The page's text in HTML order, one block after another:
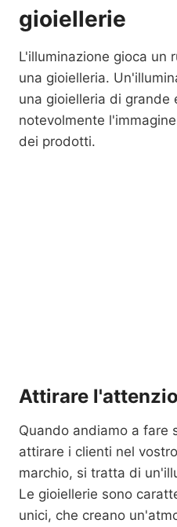
gioiellerie
L'illuminazione gioca un
una gioielleria.
una gioielleria di grande
notevolmente
dei prodotti.
Attirare
Quando andiamo a fare
attirare i clienti nel
marchio, si tratta di
Le gioiellerie sono
unici, che creano